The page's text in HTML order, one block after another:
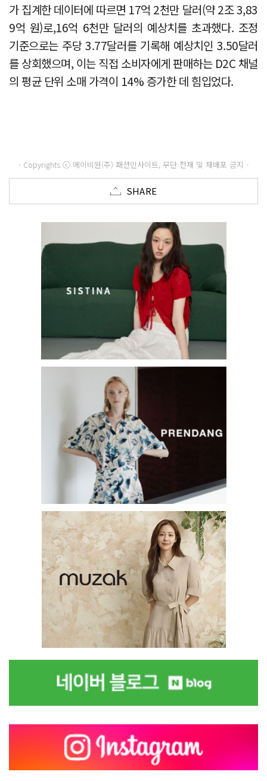
가 집계한 데이터에 따르면 17억 2천만 달러(약 2조 3,83
9억 원)로,16억 6천만 달러의 예상치를 초과했다. 조정
기준으로는 주당 3.77달러를 기록해 예상치인 3.50달러
를 상회했으며, 이는 직접 소비자에게 판매하는 D2C 채널
의 평균 단위 소매 가격이 14% 증가한 데 힘입었다.
- Copyrights ⓒ 메이비원(주) 패션인사이트, 무단 전재 및 재배포 금지 -
SHARE